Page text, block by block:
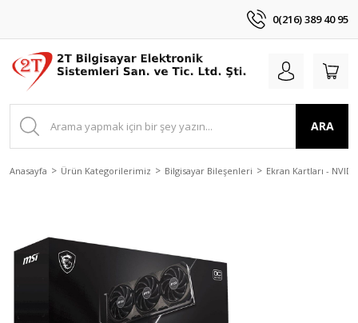
0(216) 389 40 95
ARA
Anasayfa Ürün Kategorilerimiz Bilgisayar Bileşenleri Ekran Kartları -